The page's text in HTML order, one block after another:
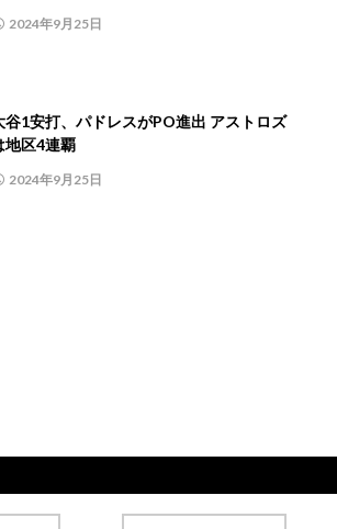
2024年9月25日
谷1安打、パドレスがPO進出 アストロズ
地区4連覇
2024年9月25日